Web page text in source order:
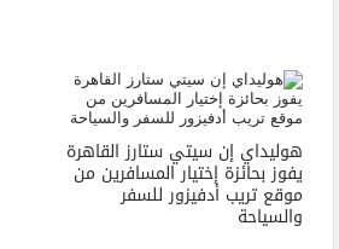
هوليداي إن سيتي ستارز القاهرة
يفوز بحائزة إختيار المسافرين من
موقع تريب أدفيزور للسفر
والسياحة